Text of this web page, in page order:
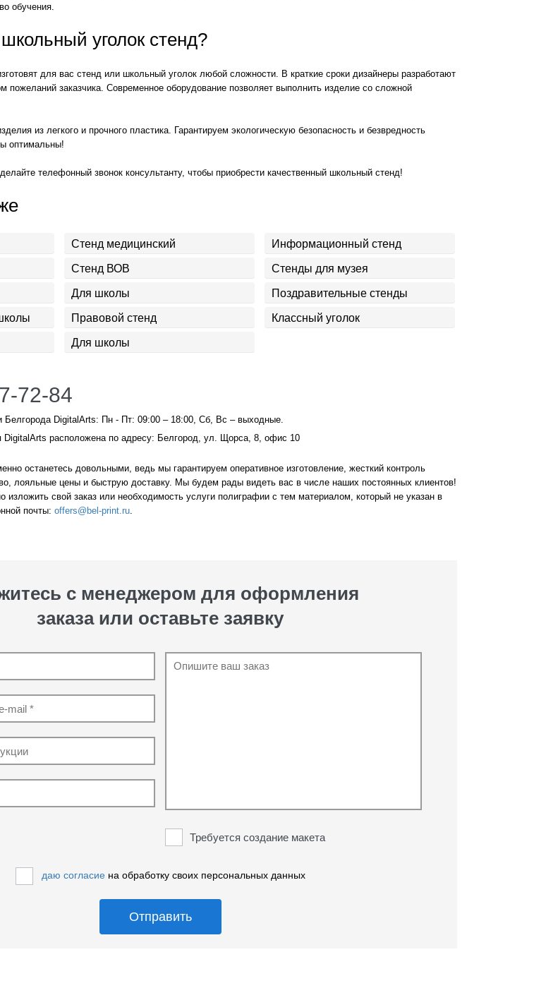
обучения.
уголок стенд?
для вас стенд или школьный уголок любой сложности. В краткие сроки дизайнеры разработают
пожеланий заказчика. Современное оборудование позволяет выполнить изделие со сложной
из легкого и прочного пластика. Гарантируем экологическую безопасность и безвредность
оптимальны!
телефонный звонок консультанту, чтобы приобрести качественный школьный стенд!
Стенд медицинский Информационный стенд
Стенд ВОВ Стенды для музея
Для школы Поздравительные стенды
Правовой стенд Классный уголок
Для школы
72-84
Белгорода DigitalArts: Пн - Пт: 09:00 – 18:00, Сб, Вс – выходные.
DigitalArts расположена по адресу: Белгород, ул. Щорса, 8, офис 10
останетесь довольными, ведь мы гарантируем оперативное изготовление, жесткий контроль
лояльные цены и быструю доставку. Мы будем рады видеть вас в числе наших постоянных клиентов!
свой заказ или необходимость услуги полиграфии с тем материалом, который не указан в
почты:offers@bel-print.ru
с менеджером для оформления
заказа или оставьте заявку
Требуется создание макета
даю согласиена обработку своих персональных данных
Отправить